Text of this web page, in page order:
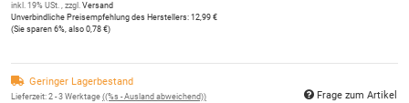
inkl. 19% USt. , zzgl. Versand
Unverbindliche Preisempfehlung des Herstellers: 12,99 €
(Sie sparen 6%, also 0,78 €)
Geringer Lagerbestand
Lieferzeit: 2 - 3 Werktage ((%s - Ausland abweichend)) Frage zum Artikel